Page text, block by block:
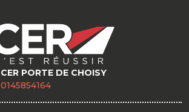
CER PORTE DE CHOISY
0145854164